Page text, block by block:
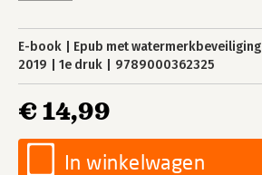
E-book Epub met watermerkbeveiliging
2019
1e druk 9789000362325
€ 14,99
In winkelwagen